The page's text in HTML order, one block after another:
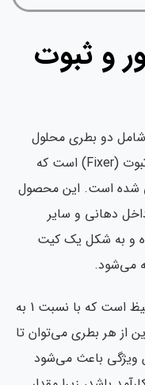
و ثبوت
دو بطری محلول
ظهور (Developer) و دو بطری محلول ثبوت (Fixer) است که
شده است. این محصول
دهانی و سایر
و به شکل یک کیت
هر بطری حاوی 250 میلی‌لیتر محلول غلیظ است که با نسبت 1 به
از هر بطری می‌توان تا
ویژگی باعث می‌شود